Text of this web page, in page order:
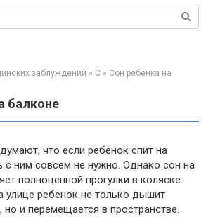
заблуждений » С » Сон ребенка на
балконе
что если ребенок спит на
с ним совсем не нужно. Однако сон на
полноценной прогулки в коляске.
улице ребенок не только дышит
и перемещается в пространстве.